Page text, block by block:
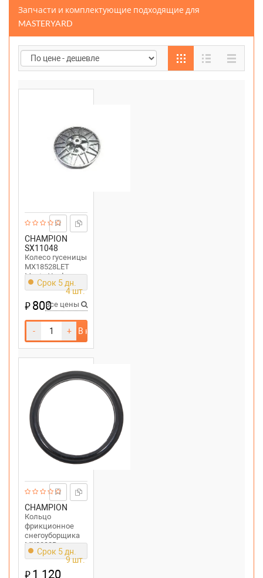
Запчасти и комплектующие подходящие для
MASTERYARD
CHAMPION
SX11048
Колесо гусеницы
MX18528LET
MasterYard
Срок 5 дн.
4 шт.
₽800Все цены
- + В корзину
CHAMPION
Кольцо
фрикционное
снегоуборщика
MX8022B
MasterYard,
Срок 5 дн.
9 шт.
₽1 120